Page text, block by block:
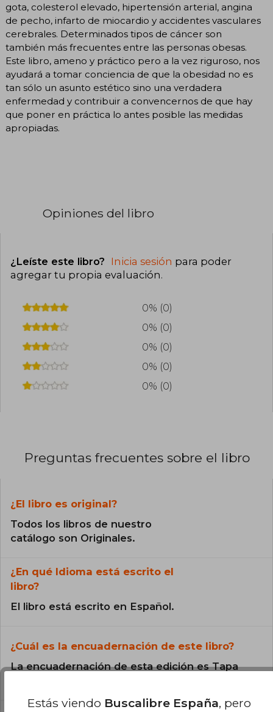
gota, colesterol elevado, hipertensión arterial, angina
de pecho, infarto de miocardio y accidentes vasculares
cerebrales. Determinados tipos de cáncer son
también más frecuentes entre las personas obesas.
Este libro, ameno y práctico pero a la vez riguroso, nos
ayudará a tomar conciencia de que la obesidad no es
tan sólo un asunto estético sino una verdadera
enfermedad y contribuir a convencernos de que hay
que poner en práctica lo antes posible las medidas
apropiadas.
Opiniones del libro
¿Leíste este libro? Inicia sesión para poder
agregar tu propia evaluación.
0% (0)
0% (0)
0% (0)
0% (0)
0% (0)
Preguntas frecuentes sobre el libro
¿El libro es original?
Todos los libros de nuestro
catálogo son Originales.
¿En qué Idioma está escrito el
libro?
El libro está escrito en Español.
¿Cuál es la encuadernación de este libro?
La encuadernación de esta edición es Tapa
Estás viendo Buscalibre España, pero